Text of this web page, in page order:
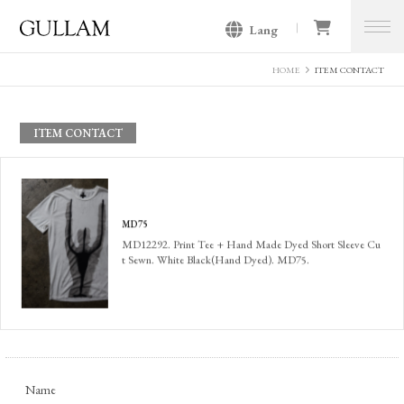
Lang
HOME ITEM CONTACT
ITEM CONTACT
MD75
MD12292. Print Tee + Hand Made Dyed Short Sleeve Cu
t Sewn. White Black(Hand Dyed). MD75.
Name